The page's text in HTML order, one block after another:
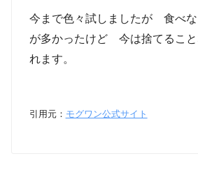
今まで色々試しましたが 食べな
が多かったけど 今は捨てるこ
れます。
引用元： モグワン公式サイト